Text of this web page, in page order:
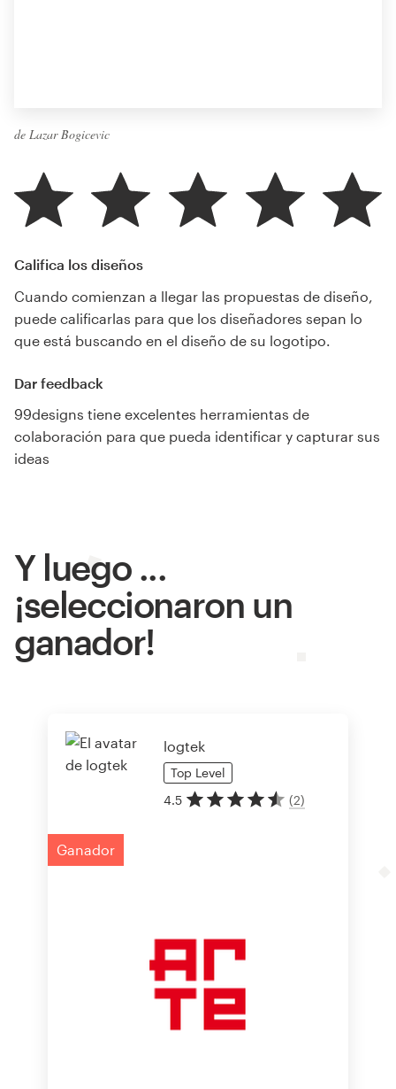
de Lazar Bogicevic
Califica los diseños
Cuando comienzan a llegar las propuestas de diseño,
puede calificarlas para que los diseñadores sepan lo
que está buscando en el diseño de su logotipo.
Dar feedback
99designs tiene excelentes herramientas de
colaboración para que pueda identificar y capturar sus
ideas
Y luego ...
¡seleccionaron un
ganador!
logtek
Top Level
4.5
(2)
Ganador